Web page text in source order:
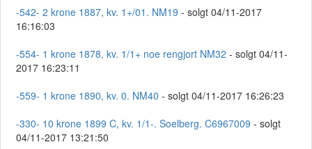
-542- 2 krone 1887, kv. 1+/01. NM19 - solgt 04/11-2017
16:16:03
-554- 1 krone 1878, kv. 1/1+ noe rengjort NM32 - solgt 04/11-
2017 16:23:11
-559- 1 krone 1890, kv. 0. NM40 - solgt 04/11-2017 16:26:23
-330- 10 krone 1899 C, kv. 1/1-. Soelberg. C6967009 - solgt
04/11-2017 13:21:50